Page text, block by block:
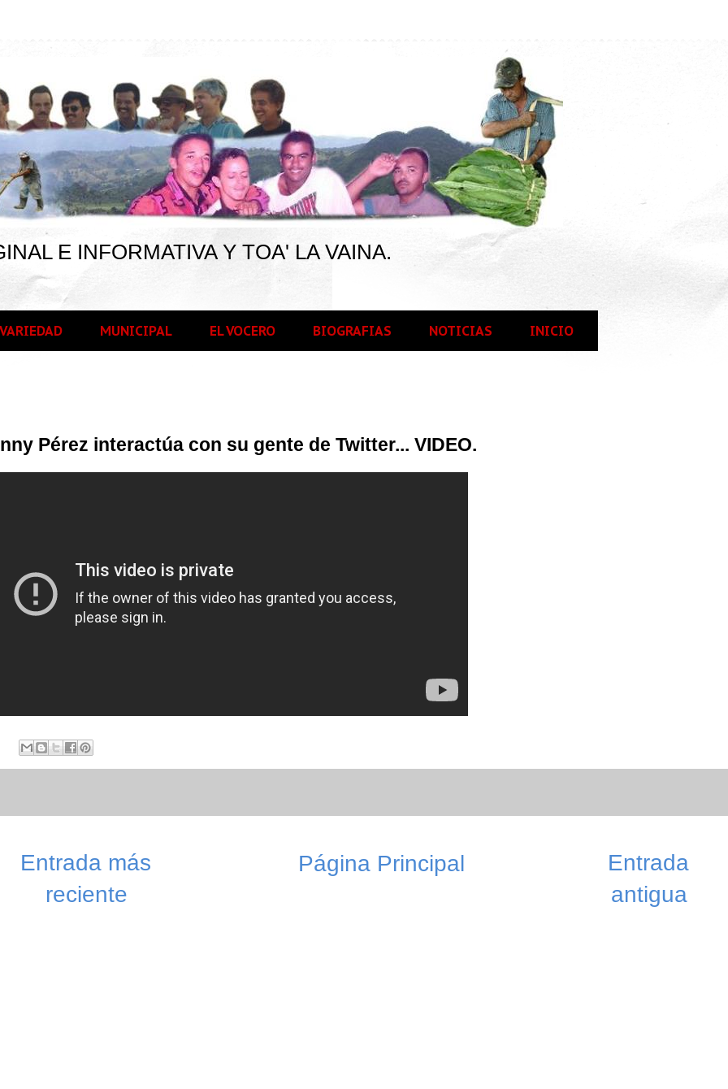
E INFORMATIVA Y TOA' LA VAINA.
VARIEDAD MUNICIPAL EL VOCERO BIOGRAFIAS NOTICIAS INICIO
Pérez interactúa con su gente de Twitter... VIDEO.
Entrada más
reciente
Entrada
antigua
Página Principal